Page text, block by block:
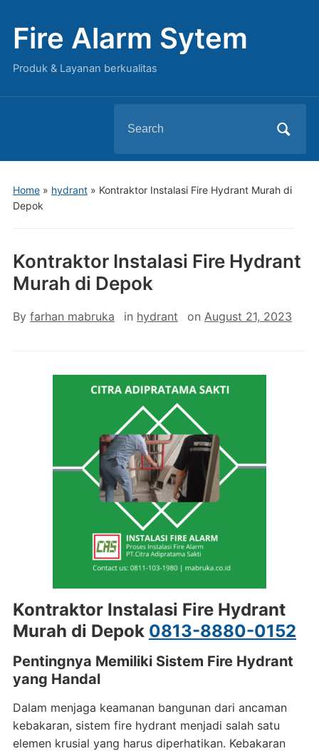
Fire Alarm Sytem
Produk & Layanan berkualitas
for:
Home» hydrant» Kontraktor Instalasi Fire Hydrant Murah di
Depok
Kontraktor Instalasi Fire Hydrant
Murah di Depok
By farhan mabruka in hydrant on August 21, 2023
Kontraktor Instalasi Fire Hydrant
Murah di Depok 0813-8880-0152
Pentingnya Memiliki Sistem Fire Hydrant
yang Handal
Dalam menjaga keamanan bangunan dari ancaman
kebakaran, sistem fire hydrant menjadi salah satu
elemen krusial yang harus diperhatikan. Kebakaran